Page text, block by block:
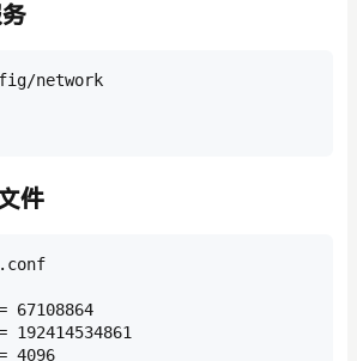
network
件
67108864
192414534861
4096